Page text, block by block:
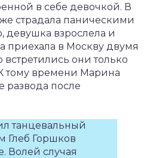
в себе девочкой. В
страдала паническими
девушка взрослела и
приехала в Москву двумя
встретились они только
тому времени Марина
развода после
танцевальный
Глеб Горшков
Волей случая